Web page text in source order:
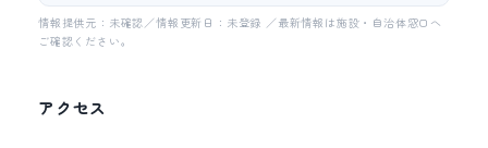
情報提供元：未確認／情報更新日：未登録 ／最新情報は施設・自治体窓口へ
ご確認ください。
アクセス